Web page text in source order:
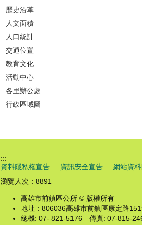
歷史沿革
人文面積
人口統計
交通位置
教育文化
活動中心
各里辦公處
行政區域圖
:::
資料隱私權宣告
資訊安全宣告
網站資
瀏覽人次： 8891
高雄市前鎮區公所 © 版權所有
地址：806036高雄市前鎮區康定路
總機: 07- 821-5176 傳真: 07-815-